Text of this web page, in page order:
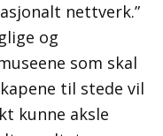
nettverk.”
og
som skal
til stede vil
kunne aksle